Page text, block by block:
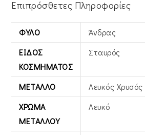
Επιπρόσθετες Πληροφορίες
ΦΎΛΟ
Άνδρας
ΕΊΔΟΣ
ΚΟΣΜΉΜΑΤΟΣ
Σταυρός
ΜΈΤΑΛΛΟ
Λευκός Xρυσός
ΧΡΏΜΑ
ΜΕΤΆΛΛΟΥ
Λευκό